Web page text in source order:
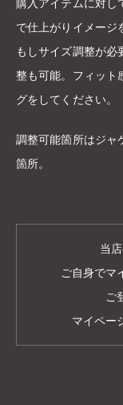
購入アイテムに対し
で仕上がりイメージ
もしサイズ調整が必
整も可能。フィット
グをしてください。
調整可能箇所はジャ
箇所。
当
ご自身でマ
ご
マイペー